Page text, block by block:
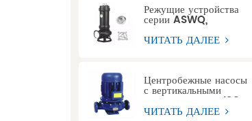
Режущие устройства
серии ASWQ,
погружные насосы для
сточных вод
ЧИТАТЬ ДАЛЕЕ
Центробежные насосы
с вертикальными
трубопроводами ISG
ЧИТАТЬ ДАЛЕЕ